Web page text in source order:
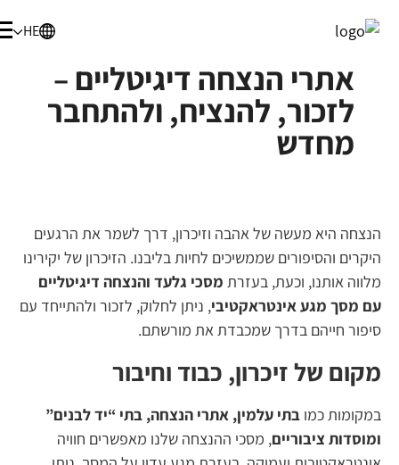
HE
אתרי הנצחה דיגיטליים –
לזכור, להנציח, ולהתחבר
מחדש
הנצחה היא מעשה של אהבה וזיכרון, דרך לשמר את הרגעים
היקרים והסיפורים שממשיכים לחיות בליבנו. הזיכרון של יקירינו
מלווה אותנו, וכעת, בעזרתמסכי גלעד והנצחה דיגיטליים
עם מסך מגע אינטראקטיבי, ניתן לחלוק, לזכור ולהתייחד עם
סיפור חייהם בדרך שמכבדת את מורשתם.
מקום של זיכרון, כבוד וחיבור
במקומות כמובתי עלמין, אתרי הנצחה, בתי “יד לבנים”
ומוסדות ציבוריים, מסכי ההנצחה שלנו מאפשרים חוויה